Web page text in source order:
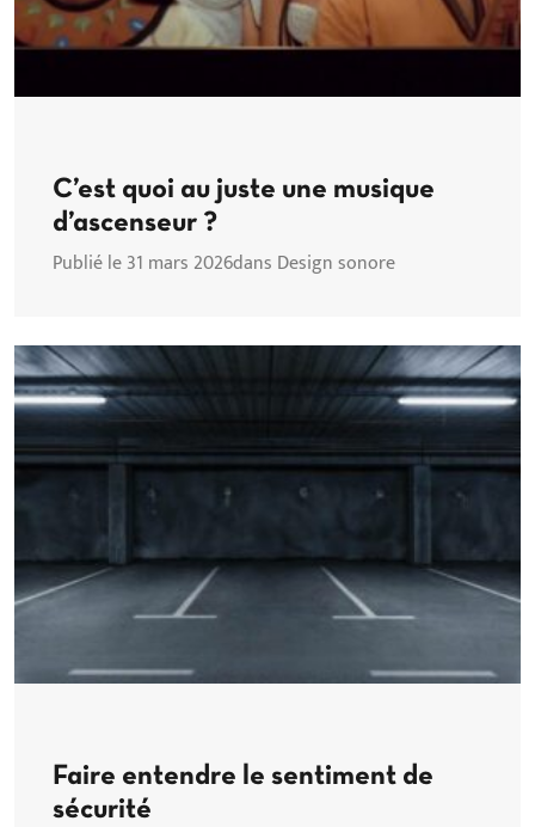
C’est quoi au juste une musique
d’ascenseur ?
Publié le 31 mars 2026dans Design sonore
Faire entendre le sentiment de
sécurité